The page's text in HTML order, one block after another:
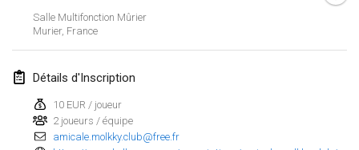
Salle Multifonction Mûrier
Murier, France
Détails d'Inscription
10 EUR / joueur
2 joueurs / équipe
amicale.molkky.club@free.fr
MS v MÖLKPARKURU
4 févr. 2022|République tchèque
ANNULÉ
TangoMölkky